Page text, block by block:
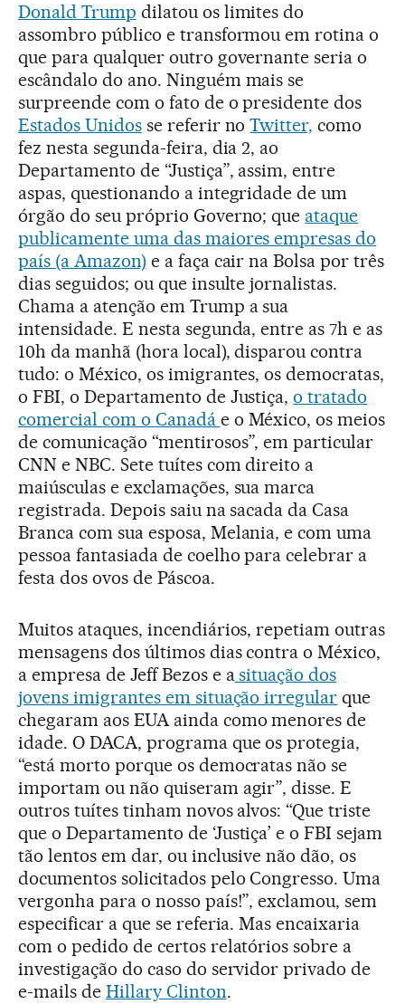
Donald Trump dilatou os limites do
assombro público e transformou em rotina o
que para qualquer outro governante seria o
escândalo do ano. Ninguém mais se
surpreende com o fato de o presidente dos
Estados Unidosse referir noTwitter, como
fez nesta segunda-feira, dia 2, ao
Departamento de “Justiça”, assim, entre
aspas, questionando a integridade de um
órgão do seu próprio Governo; que ataque
publicamente uma das maiores empresas do
país (a Amazon) e a faça cair na Bolsa por três
dias seguidos; ou que insulte jornalistas.
Chama a atenção em Trump a sua
intensidade. E nesta segunda, entre as 7h e as
10h da manhã (hora local), disparou contra
tudo: o México, os imigrantes, os democratas,
o FBI, o Departamento de Justiça,o tratado
comercial com o Canadá e o México, os meios
de comunicação “mentirosos”, em particular
CNN e NBC. Sete tuítes com direito a
maiúsculas e exclamações, sua marca
registrada. Depois saiu na sacada da Casa
Branca com sua esposa, Melania, e com uma
pessoa fantasiada de coelho para celebrar a
festa dos ovos de Páscoa.
Muitos ataques, incendiários, repetiam outras
mensagens dos últimos dias contra o México,
a empresa de Jeff Bezos e asituação dos
jovens imigrantes em situação irregular que
chegaram aos EUA ainda como menores de
idade. O DACA, programa que os protegia,
“está morto porque os democratas não se
importam ou não quiseram agir”, disse. E
outros tuítes tinham novos alvos: “Que triste
que o Departamento de ‘Justiça’ e o FBI sejam
tão lentos em dar, ou inclusive não dão, os
documentos solicitados pelo Congresso. Uma
vergonha para o nosso país!”, exclamou, sem
especificar a que se referia. Mas encaixaria
com o pedido de certos relatórios sobre a
investigação do caso do servidor privado de
e-mails de Hillary Clinton.